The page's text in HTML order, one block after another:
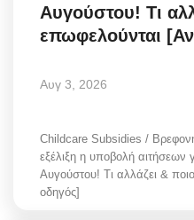
Αυγούστου! Τι
επωφελούνται
Αυγ 3, 2026
Childcare Subsidies /
εξέλιξη η υποβολή αιτήσεων
Αυγούστου! Τι αλλάζει &
οδηγός]